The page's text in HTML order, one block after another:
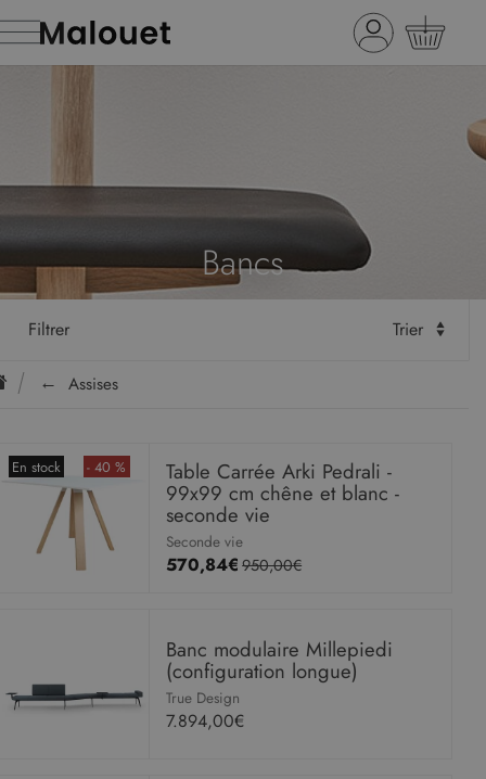
Bancs
Filtrer Trier
Assises
En stock - 40 % Table Carrée Arki Pedrali -
99x99 cm chêne et blanc -
seconde vie
Seconde vie
570,84€ 950,00€
Banc modulaire Millepiedi
(configuration longue)
True Design
7.894,00€